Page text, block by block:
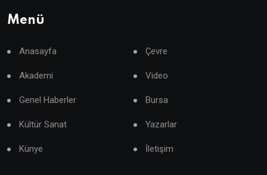
Menü
Anasayfa Çevre
Akademi Video
Genel Haberler Bursa
Kültür Sanat Yazarlar
Künye İletişim